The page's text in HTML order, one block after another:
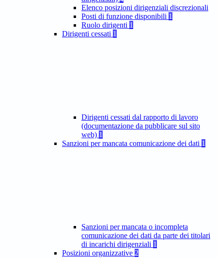
Elenco posizioni dirigenziali discrezionali
Posti di funzione disponibili 1
Ruolo dirigenti 1
Dirigenti cessati 1
Dirigenti cessati dal rapporto di lavoro
(documentazione da pubblicare sul sito
web) 1
Sanzioni per mancata comunicazione dei dati 1
Sanzioni per mancata o incompleta
comunicazione dei dati da parte dei titolari
di incarichi dirigenziali 1
Posizioni organizzative 2